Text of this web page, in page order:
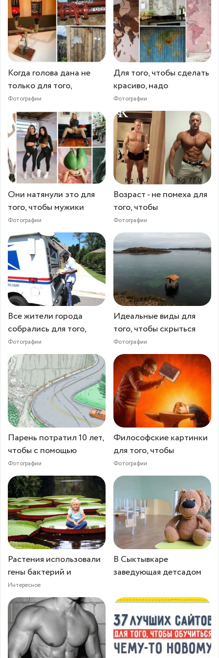
Когда голова дана не
только для того,
Фотографии
Для того, чтобы сделать
красиво, надо
Фотографии
Они натянули это для
того, чтобы мужики
Фотографии
Возраст - не помеха для
того, чтобы
Фотографии
Все жители города
собрались для того,
Фотографии
Идеальные виды для
того, чтобы скрыться
Фотографии
Парень потратил 10 лет,
чтобы с помощью
Фотографии
Философские картинки
для того, чтобы
Фотографии
Растения использовали
гены бактерий и
Интересное
В Сыктывкаре
заведующая детсадом